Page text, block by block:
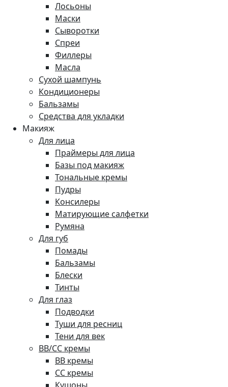
Лосьоны
Маски
Сыворотки
Спреи
Филлеры
Масла
Сухой шампунь
Кондиционеры
Бальзамы
Средства для укладки
Макияж
Для лица
Праймеры для лица
Базы под макияж
Тональные кремы
Пудры
Консилеры
Матирующие салфетки
Румяна
Для губ
Помады
Бальзамы
Блески
Тинты
Для глаз
Подводки
Туши для ресниц
Тени для век
BB/CC кремы
BB кремы
СС кремы